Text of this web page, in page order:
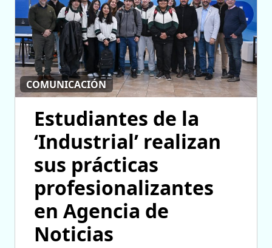
COMUNICACIÓN
Estudiantes de la
‘Industrial’ realizan
sus prácticas
profesionalizantes
en Agencia de
Noticias